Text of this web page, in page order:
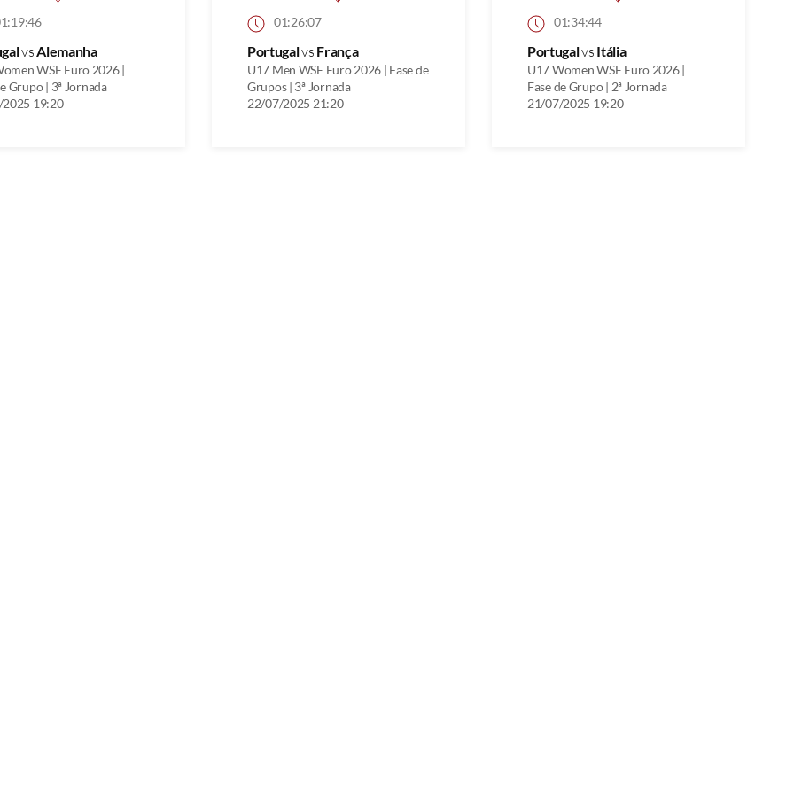
vsAlemanha
WSE Euro 2026 |
Grupo | 3ª Jornada
19:20
01:26:07
Portugalvs França
U17 Men WSE Euro 2026 | Fase de
Grupos | 3ª Jornada
22/07/2025 21:20
01:34:44
Portugalvs Itália
U17 Women WSE Euro 2026 |
Fase de Grupo | 2ª Jornada
21/07/2025 19:20